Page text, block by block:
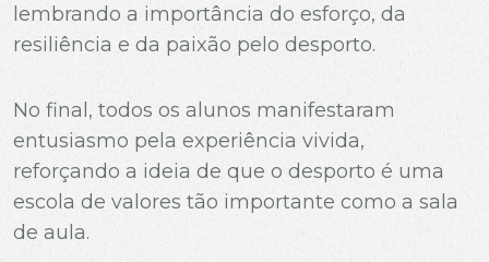
lembrando a importância do esforço, da
resiliência e da paixão pelo desporto.
No final, todos os alunos manifestaram
entusiasmo pela experiência vivida,
reforçando a ideia de que o desporto é uma
escola de valores tão importante como a sala
de aula.